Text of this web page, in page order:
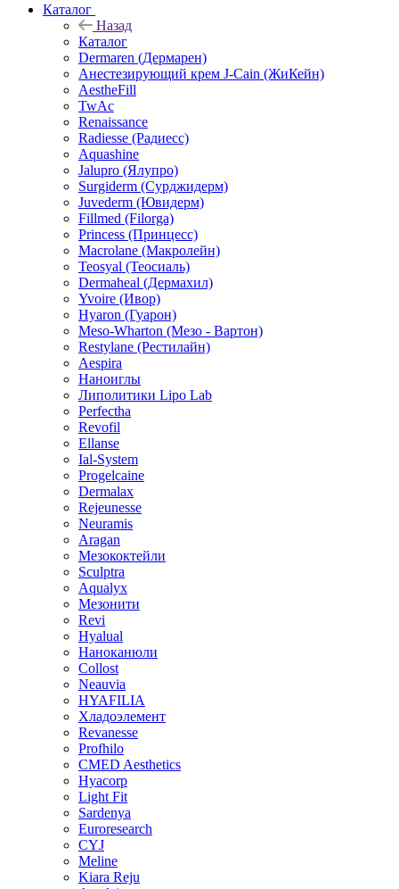
Каталог
Назад
Каталог
Dermaren (Дермарен)
Анестезирующий крем J-Cain (ЖиКейн)
AestheFill
TwAc
Renaissance
Radiesse (Радиесс)
Aquashine
Jalupro (Ялупро)
Surgiderm (Сурджидерм)
Juvederm (Ювидерм)
Fillmed (Filorga)
Princess (Принцесс)
Macrolane (Макролейн)
Teosyal (Теосиаль)
Dermaheal (Дермахил)
Yvoire (Ивор)
Hyaron (Гуарон)
Meso-Wharton (Мезо - Вартон)
Restylane (Рестилайн)
Aespira
Наноиглы
Липолитики Lipo Lab
Perfectha
Revofil
Ellanse
Ial-System
Progelcaine
Dermalax
Rejeunesse
Neuramis
Aragan
Мезококтейли
Sculptra
Aqualyx
Мезонити
Revi
Hyalual
Наноканюли
Collost
Neauvia
HYAFILIA
Хладоэлемент
Revanesse
Profhilo
CMED Aesthetics
Hyacorp
Light Fit
Sardenya
Euroresearch
CYJ
Meline
Kiara Reju